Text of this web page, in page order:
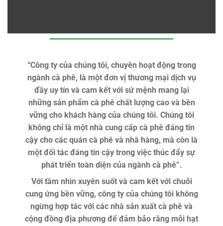
“Công ty của chúng tôi, chuyên hoạt động trong
ngành cà phê, là một đơn vị thương mại dịch vụ
đầy uy tín và cam kết với sứ mệnh mang lại
những sản phẩm cà phê chất lượng cao và bền
vững cho khách hàng của chúng tôi. Chúng tôi
không chỉ là một nhà cung cấp cà phê đáng tin
cậy cho các quán cà phê và nhà hàng, mà còn là
một đối tác đáng tin cậy trong việc thúc đẩy sự
phát triển toàn diện của ngành cà phê”.
Với tầm nhìn xuyên suốt và cam kết với chuỗi
cung ứng bền vững, công ty của chúng tôi không
ngừng hợp tác với các nhà sản xuất cà phê và
cộng đồng địa phương để đảm bảo rằng mỗi hạt